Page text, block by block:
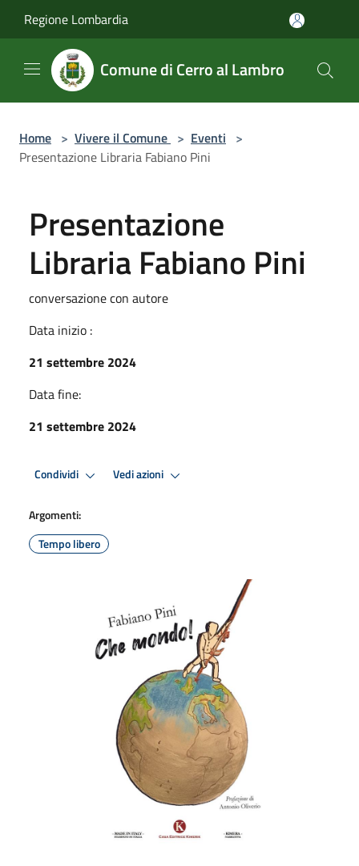
Regione Lombardia
Comune di Cerro al Lambro
Home > Vivere il Comune > Eventi >
Presentazione Libraria Fabiano Pini
Presentazione
Libraria Fabiano Pini
conversazione con autore
Data inizio :
21 settembre 2024
Data fine:
21 settembre 2024
Condividi Vedi azioni
Argomenti:
Tempo libero